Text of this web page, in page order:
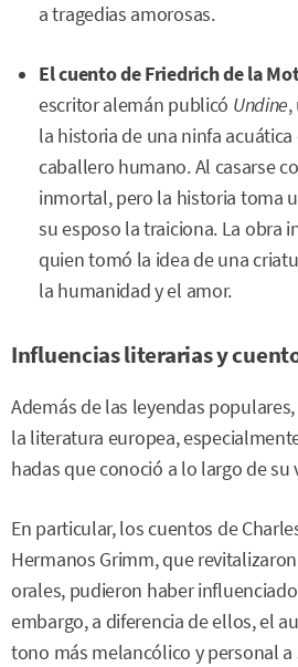
a tragedias amorosas.
El cuento de Friedrich de la
escritor alemán publicó Undine,
la historia de una ninfa
caballero humano. Al casarse
inmortal, pero la historia toma
su esposo la traiciona. La obra
quien tomó la idea de una
la humanidad y el amor.
Influencias literarias y
Además de las leyendas
la literatura europea,
hadas que conoció a lo largo de su
En particular, los cuentos de
Hermanos Grimm, que
orales, pudieron haber
embargo, a diferencia de ellos, el
tono más melancólico y personal a